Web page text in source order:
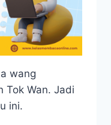
wang
Tok Wan. Jadi
ini.